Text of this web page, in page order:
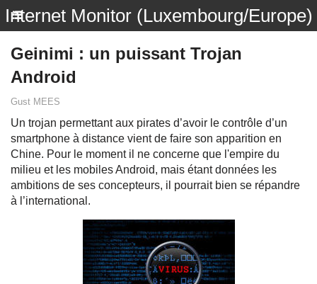
Internet Monitor (Luxembourg/Europe)
Geinimi : un puissant Trojan
Android
Gust MEES
Un trojan permettant aux pirates d’avoir le contrôle d’un
smartphone à distance vient de faire son apparition en
Chine. Pour le moment il ne concerne que l'empire du
milieu et les mobiles Android, mais étant données les
ambitions de ses concepteurs, il pourrait bien se répandre
à l’international.